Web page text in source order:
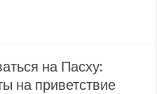
на Пасху:
на приветствие